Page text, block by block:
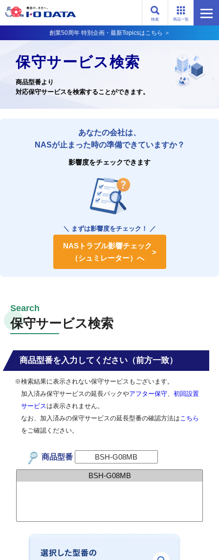
商品一覧
検索
創業50周年 特別企画・最新Topicsはこちら ＞
保守サービス検索
商品型番より
対応保守サービスを検索することができます。
あなたの会社は、
NASが止まった時の準備できていますか？
影響度をチェックできます
＼ まずは影響度をチェック！ ／
NASトラブル影響チェック
（シュミレーター）へ
保守サービス検索
商品型番を入力してください（前方一致）
※検索結果に表示されない保守サービスもございます。
加入済み保守サービスの延長パックやアフター保守
初回設置
サービス は表示されません。
なお、加入済みの保守サービスの延長型番の確認方法は こちら
をご確認ください。
商品型番